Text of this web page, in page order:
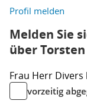
Profil melden
Melden Sie
über
Frau Herr Divers
vorzeitig